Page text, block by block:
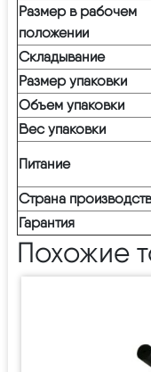
Размер в рабочем
положении
Складывание
Размер упаковки
Объем упаковки
Вес упаковки
Питание
Страна
Гарантия
Похожие